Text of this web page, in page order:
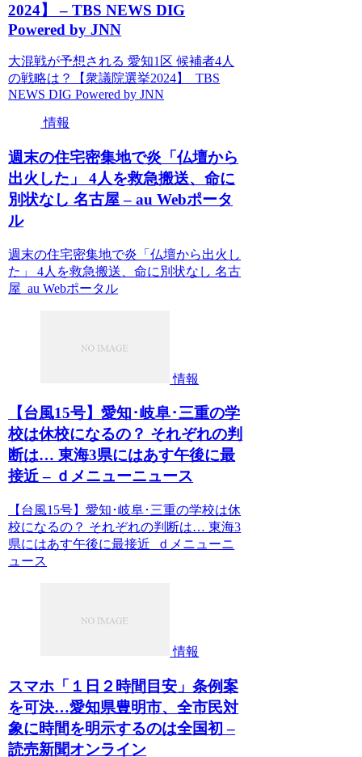
2024】 – TBS NEWS DIG
Powered by JNN
大混戦が予想される 愛知1区 候補者4人
の戦略は？【衆議院選挙2024】 TBS
NEWS DIG Powered by JNN
情報
週末の住宅密集地で炎「仏壇から
出火した」 4人を救急搬送、命に
別状なし 名古屋 – au Webポータ
ル
週末の住宅密集地で炎「仏壇から出火し
た」 4人を救急搬送、命に別状なし 名古
屋 au Webポータル
情報
【台風15号】愛知･岐阜･三重の学
校は休校になるの？ それぞれの判
断は… 東海3県にはあす午後に最
接近 – ｄメニューニュース
【台風15号】愛知･岐阜･三重の学校は休
校になるの？ それぞれの判断は… 東海3
県にはあす午後に最接近 ｄメニューニ
ュース
情報
スマホ「１日２時間目安」条例案
を可決…愛知県豊明市、全市民対
象に時間を明示するのは全国初 –
読売新聞オンライン